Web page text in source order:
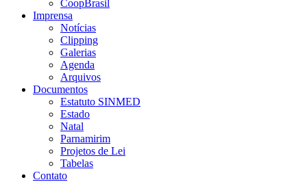
CoopBrasil
Imprensa
Notícias
Clipping
Galerias
Agenda
Arquivos
Documentos
Estatuto SINMED
Estado
Natal
Parnamirim
Projetos de Lei
Tabelas
Contato